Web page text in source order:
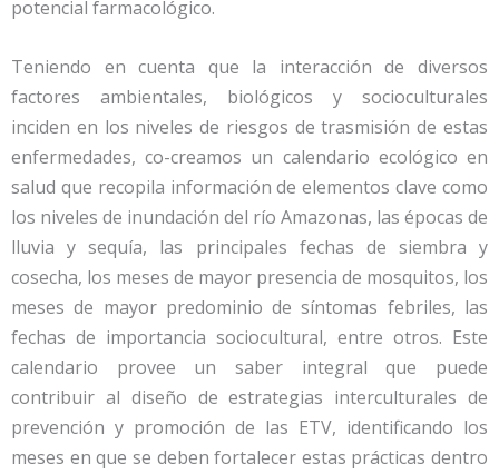
potencial farmacológico.
Teniendo en cuenta que la interacción de diversos
factores ambientales, biológicos y socioculturales
inciden en los niveles de riesgos de trasmisión de estas
enfermedades, co-creamos un calendario ecológico en
salud que recopila información de elementos clave como
los niveles de inundación del río Amazonas, las épocas de
lluvia y sequía, las principales fechas de siembra y
cosecha, los meses de mayor presencia de mosquitos, los
meses de mayor predominio de síntomas febriles, las
fechas de importancia sociocultural, entre otros. Este
calendario provee un saber integral que puede
contribuir al diseño de estrategias interculturales de
prevención y promoción de las ETV, identificando los
meses en que se deben fortalecer estas prácticas dentro